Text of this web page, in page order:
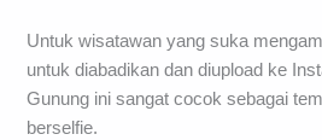
Untuk wisatawan yang suka
untuk diabadikan dan diupload ke
Gunung ini sangat cocok sebagai
berselfie.